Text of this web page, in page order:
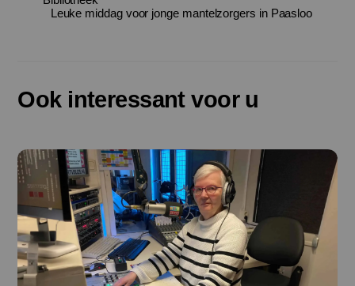
Leuke middag voor jonge mantelzorgers in Paasloo
Ook interessant voor u